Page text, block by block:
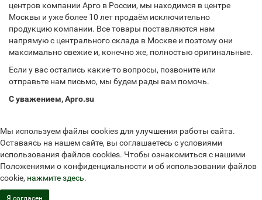
центров компании Арго в России, мы находимся в центре
Москвы и уже более 10 лет продаём исключительно
продукцию компании. Все товары поставляются нам
напрямую с центрального склада в Москве и поэтому они
максимально свежие и, конечно же, полностью оригинальные.
Если у вас остались какие-то вопросы, позвоните или
отправьте нам письмо, мы будем рады вам помочь.
С уважением, Арго.su
Мы используем файлы cookies для улучшения работы сайта.
Оставаясь на нашем сайте, вы соглашаетесь с условиями
использования файлов cookies. Чтобы ознакомиться с нашими
Положениями о конфиденциальности и об использовании файлов
cookie, нажмите здесь.
Я согласен